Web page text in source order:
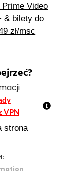
Video
& bilety do
zł/msc
VPN
strona